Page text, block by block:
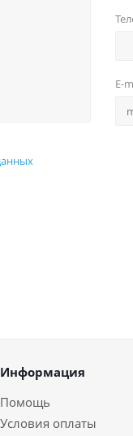
E-
Информация
Помощь
Условия оплаты